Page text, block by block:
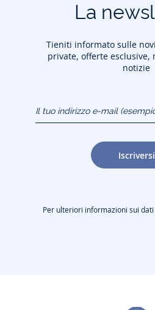
La
Tieniti informato sulle
private, offerte esclusive,
notizie
(esempio:
jacquesadit@gmail.com)
Iscriversi
Per ulteriori informazioni sui